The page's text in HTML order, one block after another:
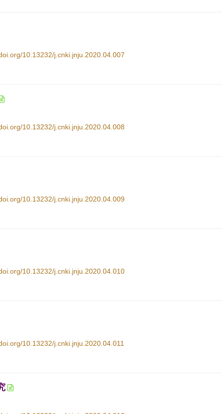
10.13232/j.cnki.jnju.2020.04.007
10.13232/j.cnki.jnju.2020.04.008
10.13232/j.cnki.jnju.2020.04.009
10.13232/j.cnki.jnju.2020.04.010
10.13232/j.cnki.jnju.2020.04.011